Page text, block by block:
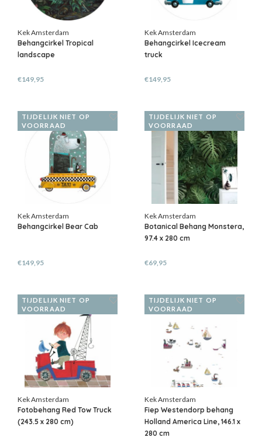
Kek Amsterdam
Behangcirkel Tropical
landscape
€149,95
Kek Amsterdam
Behangcirkel Icecream
truck
€149,95
TIJDELIJK NIET OP
VOORRAAD
Kek Amsterdam
Behangcirkel Bear Cab
€149,95
TIJDELIJK NIET OP
VOORRAAD
Kek Amsterdam
Botanical Behang Monstera,
97.4 x 280 cm
€69,95
TIJDELIJK NIET OP
VOORRAAD
Kek Amsterdam
Fotobehang Red Tow Truck
(243.5 x 280 cm)
TIJDELIJK NIET OP
VOORRAAD
Kek Amsterdam
Fiep Westendorp behang
Holland America Line, 146.1 x
280 cm